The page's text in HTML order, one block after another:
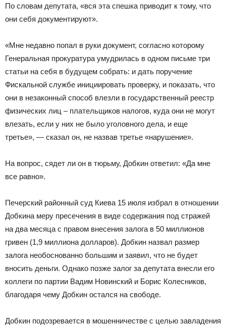
По словам депутата, «вся эта спешка приводит к тому, что
они себя документируют».
«Мне недавно попал в руки документ, согласно которому
Генеральная прокуратура умудрилась в одном письме три
статьи на себя в будущем собрать: и дать поручение
Фискальной службе инициировать проверку, и показать, что
они в незаконный способ влезли в государственный реестр
физических лиц – плательщиков налогов, куда они не могут
влезать, если у них не было уголовного дела, и еще
третье», — сказал он, не назвав третье «нарушение».
На вопрос, сядет ли он в тюрьму, Добкин ответил: «Да мне
все равно».
Печерский районный суд Киева 15 июля избрал в отношении
Добкина меру пресечения в виде содержания под стражей
на два месяца с правом внесения залога в 50 миллионов
гривен (1,9 миллиона долларов). Добкин назвал размер
залога необоснованно большим и заявил, что не будет
вносить деньги. Однако позже залог за депутата внесли его
коллеги по партии Вадим Новинский и Борис Колесников,
благодаря чему Добкин остался на свободе.
Добкин подозревается в мошенничестве с целью завладения